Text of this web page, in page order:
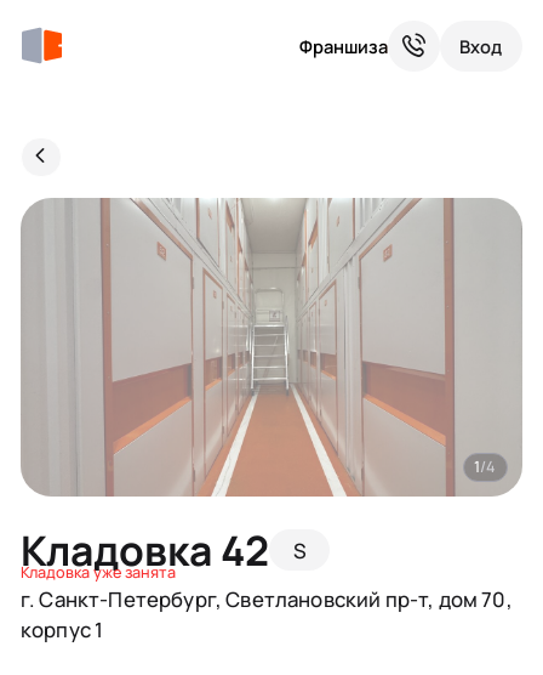
Франшиза Вход
Кладовка 42 S
Кладовка уже занята
г. Санкт-Петербург, Светлановский пр-т, дом 70,
корпус 1
1/4